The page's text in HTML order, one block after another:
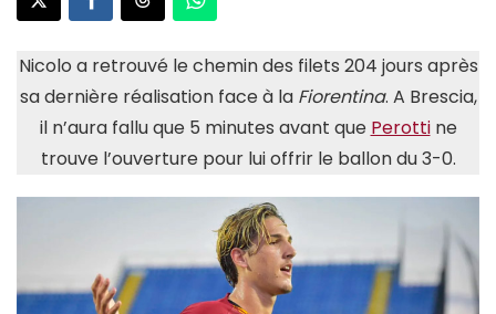
Nicolo a retrouvé le chemin des filets 204 jours après
sa dernière réalisation face à la Fiorentina. A Brescia,
il n’aura fallu que 5 minutes avant que Perottine
trouve l’ouverture pour lui offrir le ballon du 3-0.